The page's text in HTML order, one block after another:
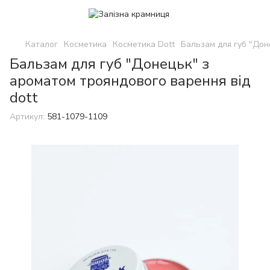
Каталог Косметика Косметика Dott Бальзам для губ
Бальзам для губ "Донецьк" з
ароматом трояндового варення від
dott
Артикул: 581-1079-1109